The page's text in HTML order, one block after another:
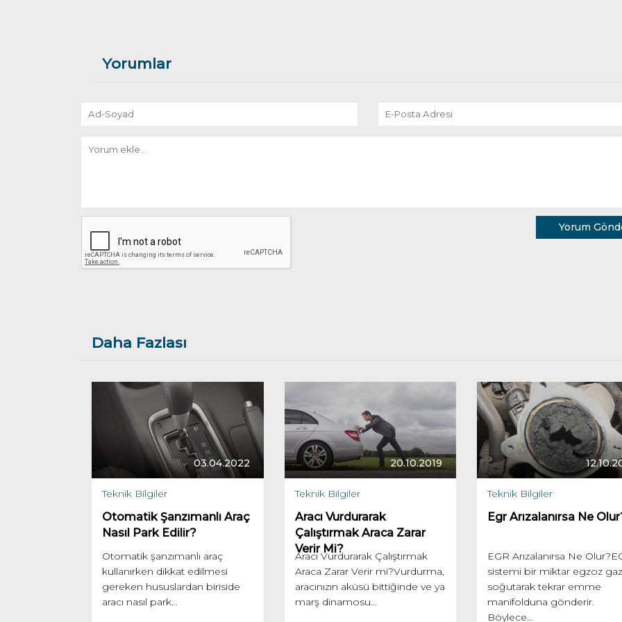
Yorumlar
Yorum
Daha Fazlası
03.04.2022
Teknik Bilgiler
Otomatik Şanzımanlı Araç
Nasıl Park Edilir?
Otomatik şanzımanlı araç
kullanırken dikkat edilmesi
gereken hususlardan biriside
aracı nasıl park...
20.10.2019
Teknik Bilgiler
Aracı Vurdurarak
Çalıştırmak Araca Zarar
Verir Mi?
Aracı Vurdurarak Çalıştırmak
Araca Zarar Verir mi?Vurdurma,
aracınızın aküsü bittiğinde ve ya
marş dinamosu...
Teknik Bilgiler
Egr Arızalanırsa Ne
EGR Arızalanırsa Ne
sistemi bir miktar egzoz
soğutarak tekrar emme
manifolduna gönderir.
Böylece...